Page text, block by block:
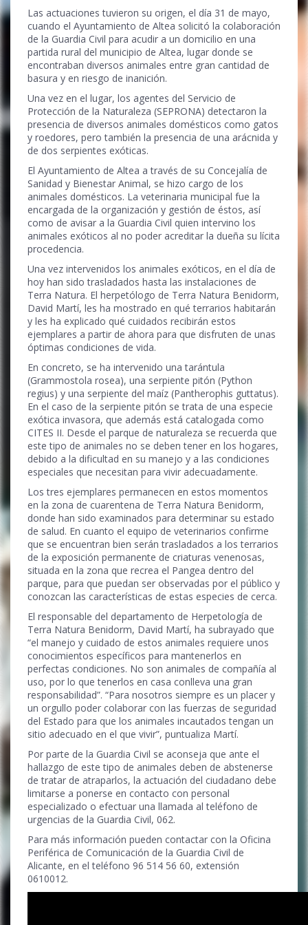
Las actuaciones tuvieron su origen, el día 31 de mayo,
cuando el Ayuntamiento de Altea solicitó la colaboración
de la Guardia Civil para acudir a un domicilio en una
partida rural del municipio de Altea, lugar donde se
encontraban diversos animales entre gran cantidad de
basura y en riesgo de inanición.
Una vez en el lugar, los agentes del Servicio de
Protección de la Naturaleza (SEPRONA) detectaron la
presencia de diversos animales domésticos como gatos
y roedores, pero también la presencia de una arácnida y
de dos serpientes exóticas.
El Ayuntamiento de Altea a través de su Concejalía de
Sanidad y Bienestar Animal, se hizo cargo de los
animales domésticos. La veterinaria municipal fue la
encargada de la organización y gestión de éstos, así
como de avisar a la Guardia Civil quien intervino los
animales exóticos al no poder acreditar la dueña su lícita
procedencia.
Una vez intervenidos los animales exóticos, en el día de
hoy han sido trasladados hasta las instalaciones de
Terra Natura. El herpetólogo de Terra Natura Benidorm,
David Martí, les ha mostrado en qué terrarios habitarán
y les ha explicado qué cuidados recibirán estos
ejemplares a partir de ahora para que disfruten de unas
óptimas condiciones de vida.
En concreto, se ha intervenido una tarántula
(Grammostola rosea), una serpiente pitón (Python
regius) y una serpiente del maíz (Pantherophis guttatus).
En el caso de la serpiente pitón se trata de una especie
exótica invasora, que además está catalogada como
CITES II. Desde el parque de naturaleza se recuerda que
este tipo de animales no se deben tener en los hogares,
debido a la dificultad en su manejo y a las condiciones
especiales que necesitan para vivir adecuadamente.
Los tres ejemplares permanecen en estos momentos
en la zona de cuarentena de Terra Natura Benidorm,
donde han sido examinados para determinar su estado
de salud. En cuanto el equipo de veterinarios confirme
que se encuentran bien serán trasladados a los terrarios
de la exposición permanente de criaturas venenosas,
situada en la zona que recrea el Pangea dentro del
parque, para que puedan ser observadas por el público y
conozcan las características de estas especies de cerca.
El responsable del departamento de Herpetología de
Terra Natura Benidorm, David Martí, ha subrayado que
“el manejo y cuidado de estos animales requiere unos
conocimientos específicos para mantenerlos en
perfectas condiciones. No son animales de compañía al
uso, por lo que tenerlos en casa conlleva una gran
responsabilidad”. “Para nosotros siempre es un placer y
un orgullo poder colaborar con las fuerzas de seguridad
del Estado para que los animales incautados tengan un
sitio adecuado en el que vivir”, puntualiza Martí.
Por parte de la Guardia Civil se aconseja que ante el
hallazgo de este tipo de animales deben de abstenerse
de tratar de atraparlos, la actuación del ciudadano debe
limitarse a ponerse en contacto con personal
especializado o efectuar una llamada al teléfono de
urgencias de la Guardia Civil, 062.
Para más información pueden contactar con la Oficina
Periférica de Comunicación de la Guardia Civil de
Alicante, en el teléfono 96 514 56 60, extensión
0610012.